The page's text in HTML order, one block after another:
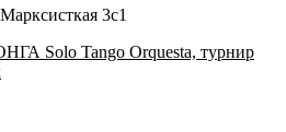
3с1
Solo Tango Orquesta, турнир